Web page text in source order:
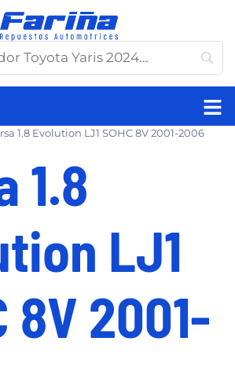
1.8 Evolution LJ1 SOHC 8V 2001-2006
1.8
LJ1
8V 2001-